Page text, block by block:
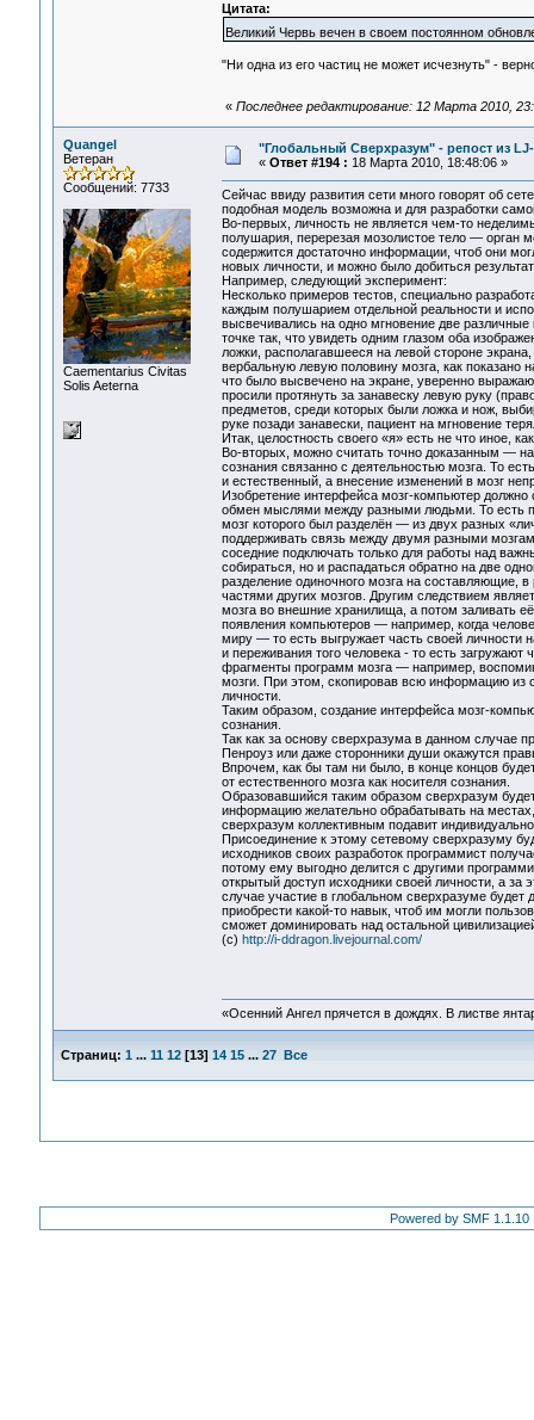
Цитата:
Великий Червь вечен в своем постоянном
"Ни одна из его частиц не может исчезнуть" -
« Последнее редактирование: 12 Марта 2010,
Quangel
Ветеран
Сообщений: 7733
Сaementarius Civitas
Solis Aeterna
"Глобальный Сверхразум" - репост из
« Ответ #194 : 18 Марта 2010, 18:48:06 »
Сейчас ввиду развития сети много говорят об
подобная модель возможна и для разработки
Во-первых, личность не является чем-то
полушария, перерезая мозолистое тело — орган
содержится достаточно информации, чтоб они
новых личности, и можно было добиться
Например, следующий эксперимент:
Несколько примеров тестов, специально
каждым полушарием отдельной реальности и
высвечивались на одно мгновение две
точке так, что увидеть одним глазом оба
ложки, располагавшееся на левой стороне
вербальную левую половину мозга, как показано
что было высвечено на экране, уверенно
просили протянуть за занавеску левую руку
предметов, среди которых были ложка и нож,
руке позади занавески, пациент на мгновение
Итак, целостность своего «я» есть не что иное,
Во-вторых, можно считать точно доказанным —
сознания связанно с деятельностью мозга. То
и естественный, а внесение изменений в мозг
Изобретение интерфейса мозг-компьютер
обмен мыслями между разными людьми. То есть
мозг которого был разделён — из двух разных
поддерживать связь между двумя разными
соседние подключать только для работы над
собираться, но и распадаться обратно на две
разделение одиночного мозга на составляющие, в
частями других мозгов. Другим следствием
мозга во внешние хранилища, а потом заливать
появления компьютеров — например, когда
миру — то есть выгружает часть своей личности
и переживания того человека - то есть
фрагменты программ мозга — например,
мозги. При этом, скопировав всю информацию из
личности.
Таким образом, создание интерфейса мозг-
сознания.
Так как за основу сверхразума в данном случае
Пенроуз или даже сторонники души окажутся
Впрочем, как бы там ни было, в конце концов
от естественного мозга как носителя сознания.
Образовавшийся таким образом сверхразум
информацию желательно обрабатывать на
сверхразум коллективным подавит
Присоединение к этому сетевому сверхразуму
исходников своих разработок программист
потому ему выгодно делится с другими
открытый доступ исходники своей личности, а за
случае участие в глобальном сверхразуме будет
приобрести какой-то навык, чтоб им могли
сможет доминировать над остальной
(с) http://i-ddragon.livejournal.com/
«Осенний Ангел прячется в дождях. В листве
Страниц: 1 ... 11 12[13] 14 15 ... 27 Все
Powered by SMF 1.1.10